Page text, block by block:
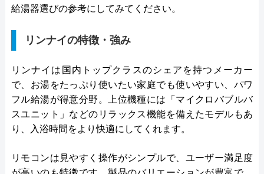
給湯器選びの参考にしてみてください。
リンナイの特徴・強み
リンナイは国内トップクラスのシェアを持つメーカー
で、お湯をたっぷり使いたい家庭でも使いやすい、パワ
フル給湯が得意分野。上位機種には「マイクロバブルバ
スユニット」などのリラックス機能を備えたモデルもあ
り、入浴時間をより快適にしてくれます。
リモコンは見やすく操作がシンプルで、ユーザー満足度